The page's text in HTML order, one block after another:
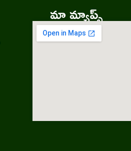
మా మ్యాప్స్